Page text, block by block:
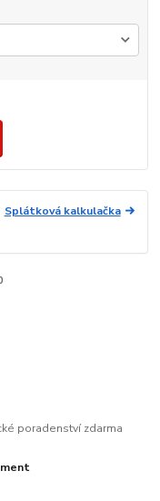
Splátková kalkulačka
poradenství zdarma